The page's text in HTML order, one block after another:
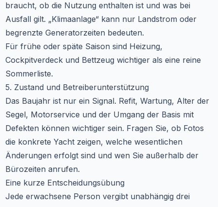
braucht, ob die Nutzung enthalten ist und was bei
Ausfall gilt. „Klimaanlage“ kann nur Landstrom oder
begrenzte Generatorzeiten bedeuten.
Für frühe oder späte Saison sind Heizung,
Cockpitverdeck und Bettzeug wichtiger als eine reine
Sommerliste.
5. Zustand und Betreiberunterstützung
Das Baujahr ist nur ein Signal. Refit, Wartung, Alter der
Segel, Motorservice und der Umgang der Basis mit
Defekten können wichtiger sein. Fragen Sie, ob Fotos
die konkrete Yacht zeigen, welche wesentlichen
Änderungen erfolgt sind und wen Sie außerhalb der
Bürozeiten anrufen.
Eine kurze Entscheidungsübung
Jede erwachsene Person vergibt unabhängig drei